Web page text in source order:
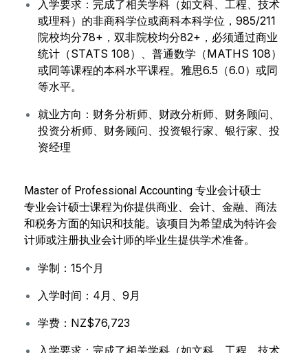
入学要求：完成了相关学科（如文科、工程、技术
或理科）的非商科学位或商科本科学位，985/211
院校均分78+，双非院校均分82+，必须通过商业
统计（STATS 108）、普通数学（MATHS 108）
或同等课程的本科水平课程。雅思6.5（6.0）或同
等水平。
就业方向：财务分析师、财政分析师、财务顾问、
投资分析师、财务顾问、投资银行家、银行家、投
资经理
Master of Professional Accounting 专业会计硕士
专业会计硕士课程为你提供商业、会计、金融、商法
和税务方面的知识和技能。该项目为希望成为特许会
计师或注册执业会计师的毕业生提供学术准备。
学制：15个月
入学时间：4月、9月
学费：NZ$76,723